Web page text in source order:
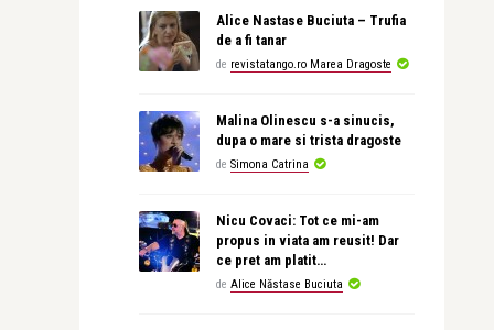
Alice Nastase Buciuta – Trufia
de a fi tanar
de revistatango.ro Marea Dragoste
Malina Olinescu s-a sinucis,
dupa o mare si trista dragoste
de Simona Catrina
Nicu Covaci: Tot ce mi-am
propus in viata am reusit! Dar
ce pret am platit…
de Alice Năstase Buciuta